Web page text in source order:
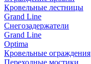
Кровельные лестницы
Grand Line
Снегозадержатели
Grand Line
Optima
Кровельные ограждения
Переходные мостики